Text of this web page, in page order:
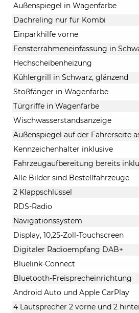
Außenspiegel in Wagenfarbe
Dachreling nur für Kombi
Einparkhilfe vorne
Fensterrahmeneinfassung in
Hechscheibenheizung
Kühlergrill in Schwarz, glänzend
Stoßfänger in Wagenfarbe
Türgriffe in Wagenfarbe
Wischwasserstandsanzeige
Außenspiegel auf der Fahrerseite
Kennzeichenhalter inklusive
Fahrzeugaufbereitung bereits
Alle Bilder sind Bestellfahrzeuge
2 Klappschlüssel
RDS-Radio
Navigationssystem
Display, 10,25-Zoll-Touchscreen
Digitaler Radioempfang DAB+
Bluelink-Connect
Bluetooth-Freisprecheinrichtung
Android Auto und Apple CarPlay
4 Lautsprecher 2 vorne und 2